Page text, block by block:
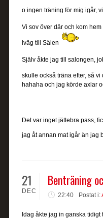
o ingen träning för mig igår,
Vi sov över där och kom
iväg till Sälen
Själv åkte jag till salongen,
skulle också träna efter, så
hahaha och jag körde axlar
Det var inget jättebra pass,
jag åt annan mat igår än jag
21
DEC
Benträning
22:40 Postat i:
Idag åkte jag in ganska